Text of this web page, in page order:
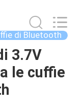
di Bluetooth
3.7V
le cuffie